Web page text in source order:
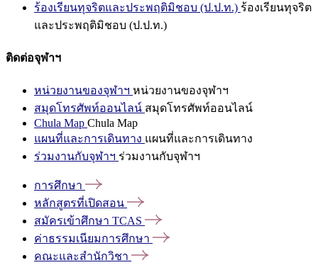
ร้องเรียนทุจริตและประพฤติมิชอบ (ป.ป.ท.) ร้องเรียนทุจริต
และประพฤติมิชอบ (ป.ป.ท.)
ติดต่อจุฬาฯ
หน่วยงานของจุฬาฯ หน่วยงานของจุฬาฯ
สมุดโทรศัพท์ออนไลน์ สมุดโทรศัพท์ออนไลน์
Chula Map Chula Map
แผนที่และการเดินทาง แผนที่และการเดินทาง
ร่วมงานกับจุฬาฯ ร่วมงานกับจุฬาฯ
การศึกษา
หลักสูตรที่เปิดสอน
สมัครเข้าศึกษา TCAS
ค่าธรรมเนียมการศึกษา
คณะและสำนักวิชา